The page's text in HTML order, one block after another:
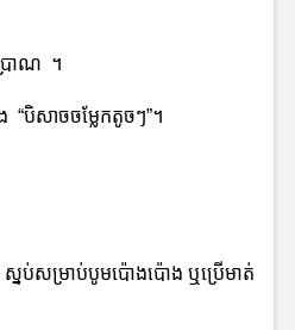
រាណ ។
បិសាចចម្លែកតូចៗ”។
ស្នប់សម្រាប់បូមប៉ោងប៉ោង ឬប្រើមាត់